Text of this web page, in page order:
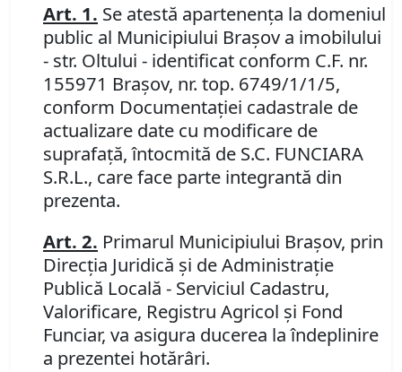
Art. 1. Se atestă apartenenţa la domeniul
public al Municipiului Braşov a imobilului
- str. Oltului - identificat conform C.F. nr.
155971 Braşov, nr. top. 6749/1/1/5,
conform Documentaţiei cadastrale de
actualizare date cu modificare de
suprafaţă, întocmită de S.C. FUNCIARA
S.R.L., care face parte integrantă din
prezenta.
Art. 2. Primarul Municipiului Braşov, prin
Direcţia Juridică şi de Administraţie
Publică Locală - Serviciul Cadastru,
Valorificare, Registru Agricol şi Fond
Funciar, va asigura ducerea la îndeplinire
a prezentei hotărâri.